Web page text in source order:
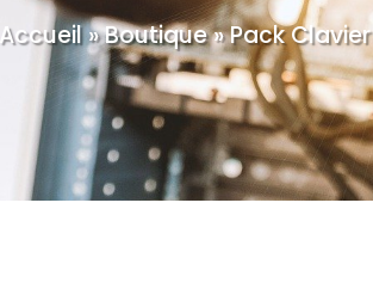
Accueil»Boutique»Pack